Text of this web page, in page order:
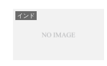
インド